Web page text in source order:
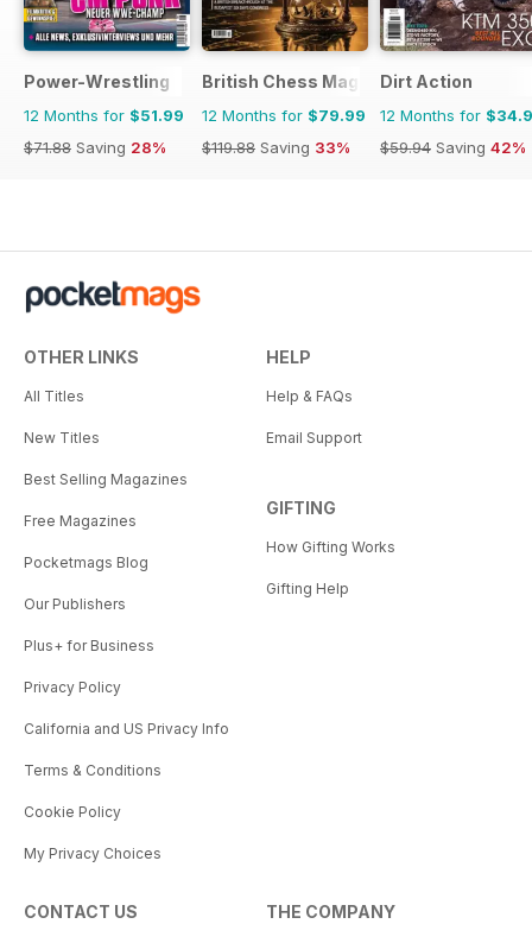
Power-Wrestling
12 Months for $51.99
$71.88 Saving 28%
British Chess Magazine
12 Months for $79.99
$119.88 Saving 33%
Dirt Action
12 Months for
$59.94 Saving 42%
OTHER LINKS
All Titles
New Titles
Best Selling Magazines
Free Magazines
Pocketmags Blog
Our Publishers
Plus+ for Business
Privacy Policy
California and US Privacy Info
Terms & Conditions
Cookie Policy
My Privacy Choices
HELP
Help & FAQs
Email Support
GIFTING
How Gifting Works
Gifting Help
CONTACT US THE COMPANY